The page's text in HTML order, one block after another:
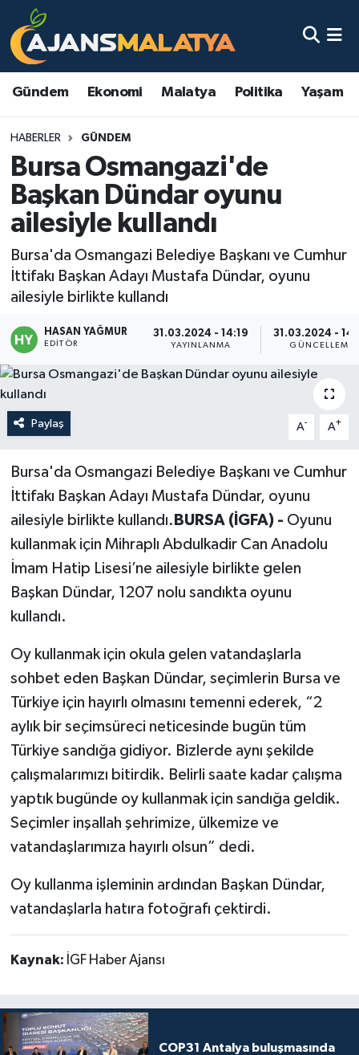
Gündem Ekonomi Malatya Politika Yaşam
HABERLER GÜNDEM
Bursa Osmangazi'de
Başkan Dündar oyunu
ailesiyle kullandı
Bursa'da Osmangazi Belediye Başkanı ve Cumhur
İttifakı Başkan Adayı Mustafa Dündar, oyunu
ailesiyle birlikte kullandı
HASAN YAĞMUR
EDITÖR
31.03.2024 - 14:19
YAYINLANMA
31.03.2024 -
GÜNCELLEME
Paylaş A- A+
Bursa'da Osmangazi Belediye Başkanı ve Cumhur
İttifakı Başkan Adayı Mustafa Dündar, oyunu
ailesiyle birlikte kullandı. BURSA (İGFA) - Oyunu
kullanmak için Mihraplı Abdulkadir Can Anadolu
İmam Hatip Lisesi’ne ailesiyle birlikte gelen
Başkan Dündar, 1207 nolu sandıkta oyunu
kullandı.
Oy kullanmak için okula gelen vatandaşlarla
sohbet eden Başkan Dündar, seçimlerin Bursa ve
Türkiye için hayırlı olmasını temenni ederek, “2
aylık bir seçimsüreci neticesinde bugün tüm
Türkiye sandığa gidiyor. Bizlerde aynı şekilde
çalışmalarımızı bitirdik. Belirli saate kadar çalışma
yaptık bugünde oy kullanmak için sandığa geldik.
Seçimler inşallah şehrimize, ülkemize ve
vatandaşlarımıza hayırlı olsun” dedi.
Oy kullanma işleminin ardından Başkan Dündar,
vatandaşlarla hatıra fotoğrafı çektirdi.
Kaynak: İGF Haber Ajansı
COP31 Antalya buluşmasında
Asayiş
Eğitim
Ekonomi
Gündem
Kültür & Sanat
Magazin
Sağlık
Spor
Teknoloji
Yaşam
Malatya Nöbetçi Eczaneler
Malatya Namaz Vakitleri
Malatya Trafik Yoğunluk Haritası
TFF 3.Lig 2.Grup Puan Durumu ve Fikstür
Tüm Manşetler
Son Dakika Haberleri
Haber Arşivi